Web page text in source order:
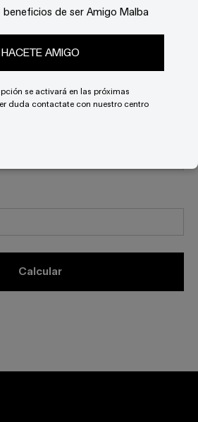
calcular
de ser Amigo Malba
HACETE AMIGO
se activará en las próximas
duda contactate con nuestro centro